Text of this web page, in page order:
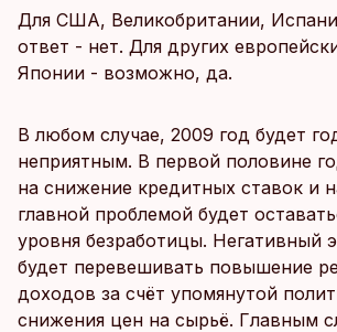
Для США, Великобритании,
ответ - нет. Для других
Японии - возможно, да.
В любом случае, 2009 год будет
неприятным. В первой половине
на снижение кредитных ставок и
главной проблемой будет
уровня безработицы. Негативный
будет перевешивать повышение
доходов за счёт упомянутой
снижения цен на сырьё. Главным